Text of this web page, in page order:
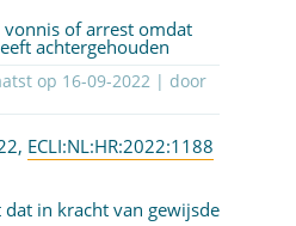
of arrest omdat
achtergehouden
Geplaatst op 16-09-2022| door
ECLI:NL:HR:2022:1188
in kracht van gewijsde